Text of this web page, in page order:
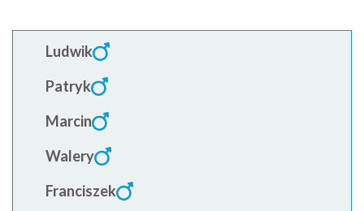
Ludwik
Patryk
Marcin
Walery
Franciszek